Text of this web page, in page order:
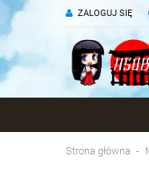
ZALOGUJ SIĘ
Strona główna